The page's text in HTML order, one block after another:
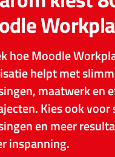
hoe Moodle
helpt met
maatwerk en
Kies ook
en meer
inspanning.